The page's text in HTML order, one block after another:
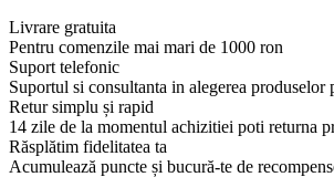
Livrare gratuita
Pentru comenzile mai mari de 1000 ron
Suport telefonic
Suportul si consultanta in alegerea produselor
Retur simplu și rapid
14 zile de la momentul achizitiei poti returna
Răsplătim fidelitatea ta
Acumulează puncte și bucură-te de